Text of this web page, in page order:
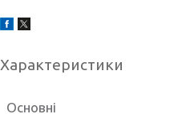
Характеристики
Основні